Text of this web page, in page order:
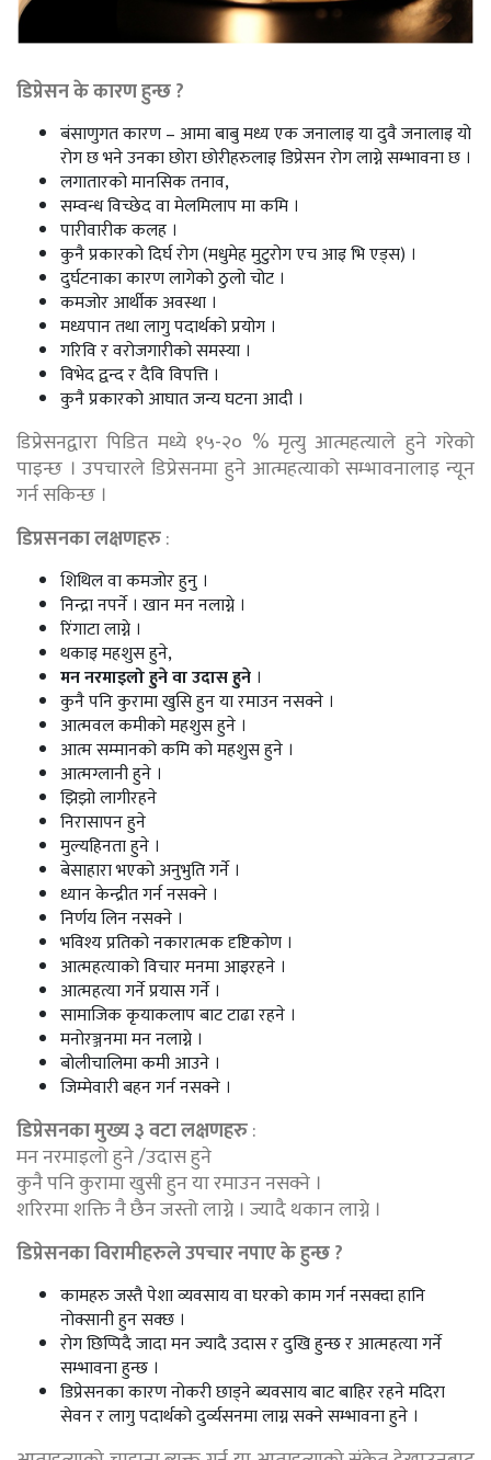
डिप्रेसन के कारण हुन्छ ?
बंसाणुगत कारण – आमा बाबु मध्य एक जनालाइ या दुवै जनालाइ यो
रोग छ भने उनका छोरा छोरीहरुलाइ डिप्रेसन रोग लाग्ने सम्भावना छ ।
लगातारको मानसिक तनाव,
सम्वन्ध विच्छेद वा मेलमिलाप मा कमि ।
पारीवारीक कलह ।
कुनै प्रकारको दिर्घ रोग (मधुमेह मुटुरोग एच आइ भि एड्स) ।
दुर्घटनाका कारण लागेको ठुलो चोट ।
कमजोर आर्थीक अवस्था ।
मध्यपान तथा लागु पदार्थको प्रयोग ।
गरिवि र वरोजगारीको समस्या ।
विभेद द्वन्द र दैवि विपत्ति ।
कुनै प्रकारको आघात जन्य घटना आदी ।
डिप्रेसनद्वारा पिडित मध्ये १५-२० % मृत्यु आत्महत्याले हुने गरेको
पाइन्छ । उपचारले डिप्रेसनमा हुने आत्महत्याको सम्भावनालाइ न्यून
गर्न सकिन्छ ।
डिप्रसनका लक्षणहरु:
शिथिल वा कमजोर हुनु ।
निन्द्रा नपर्ने । खान मन नलाग्ने ।
रिंगाटा लाग्ने ।
थकाइ महशुस हुने,
मन नरमाइलो हुने वा उदास हुने ।
कुनै पनि कुरामा खुसि हुन या रमाउन नसक्ने ।
आत्मवल कमीको महशुस हुने ।
आत्म सम्मानको कमि को महशुस हुने ।
आत्मग्लानी हुने ।
झिझो लागीरहने
निरासापन हुने
मुल्यहिनता हुने ।
बेसाहारा भएको अनुभुति गर्ने ।
ध्यान केन्द्रीत गर्न नसक्ने ।
निर्णय लिन नसक्ने ।
भविश्य प्रतिको नकारात्मक दृष्टिकोण ।
आत्महत्याको विचार मनमा आइरहने ।
आत्महत्या गर्ने प्रयास गर्ने ।
सामाजिक कृयाकलाप बाट टाढा रहने ।
मनोरञ्जनमा मन नलाग्ने ।
बोलीचालिमा कमी आउने ।
जिम्मेवारी बहन गर्न नसक्ने ।
डिप्रेसनका मुख्य ३ वटा लक्षणहरु:
मन नरमाइलो हुने /उदास हुने
कुनै पनि कुरामा खुसी हुन या रमाउन नसक्ने ।
शरिरमा शक्ति नै छैन जस्तो लाग्ने । ज्यादै थकान लाग्ने ।
डिप्रेसनका विरामीहरुले उपचार नपाए के हुन्छ ?
कामहरु जस्तै पेशा व्यवसाय वा घरको काम गर्न नसक्दा हानि
नोक्सानी हुन सक्छ ।
रोग छिप्पिदै जादा मन ज्यादै उदास र दुखि हुन्छ र आत्महत्या गर्ने
सम्भावना हुन्छ ।
डिप्रेसनका कारण नोकरी छाड्ने ब्यवसाय बाट बाहिर रहने मदिरा
सेवन र लागु पदार्थको दुर्व्यसनमा लाग्न सक्ने सम्भावना हुने ।